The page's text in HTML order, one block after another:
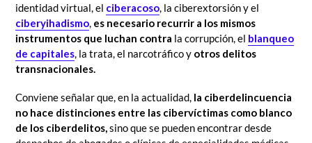
identidad virtual, el ciberacoso, la ciberextorsión y el
ciberyihadismo, es necesario recurrir a los mismos
instrumentos que luchan contra la corrupción, el blanqueo
de capitales, la trata, el narcotráfico y otros delitos
transnacionales.
Conviene señalar que, en la actualidad, la ciberdelincuencia
no hace distinciones entre las cibervíctimas como blanco
de los ciberdelitos,sino que se pueden encontrar desde